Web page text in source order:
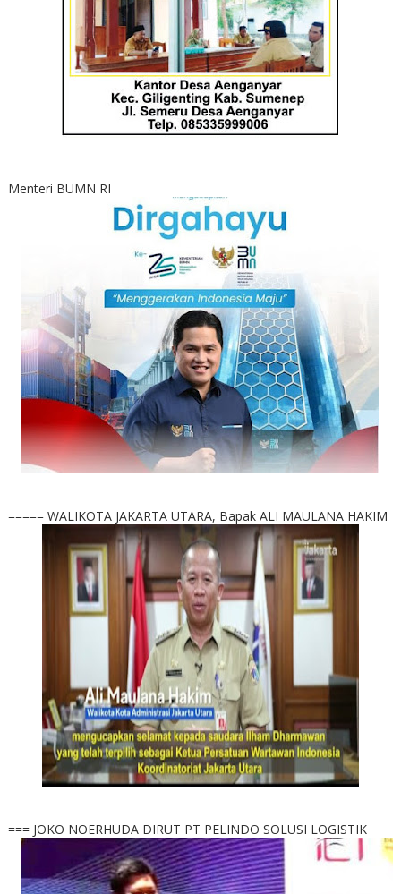
Menteri BUMN RI
===== WALIKOTA JAKARTA UTARA, Bapak ALI MAULANA HAKIM
=== JOKO NOERHUDA DIRUT PT PELINDO SOLUSI LOGISTIK